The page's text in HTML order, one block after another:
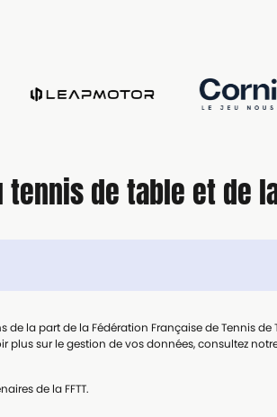
de table et de la
la part de la Fédération Française de Tennis
plus sur le gestion de vos données, consultez
de la FFTT.